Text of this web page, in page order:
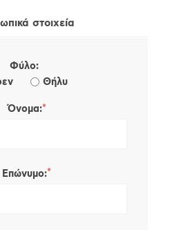
στοιχεία
Φύλο:
Θήλυ
Όνομα:*
Επώνυμο:*